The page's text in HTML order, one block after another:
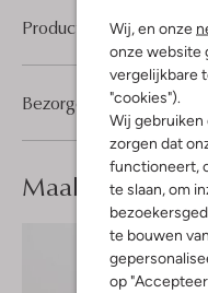
Wij, en onze
onze website
vergelijkbare
"cookies").
Wij
zorgen dat
functioneert,
te slaan, om
te bouwen
op
Product informatie
Bezorgen & retourneren
Maak jelook